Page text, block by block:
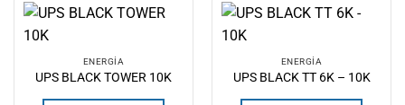
ENERGÍA
UPS BLACK TOWER 10K
ENERGÍA
UPS BLACK TT 6K – 10K